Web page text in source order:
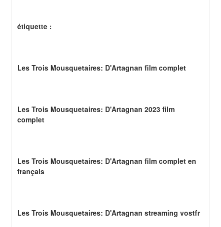
étiquette :
Les Trois Mousquetaires: D'Artagnan film complet
Les Trois Mousquetaires: D'Artagnan 2023 film
complet
Les Trois Mousquetaires: D'Artagnan film complet en
français
Les Trois Mousquetaires: D'Artagnan streaming vostfr